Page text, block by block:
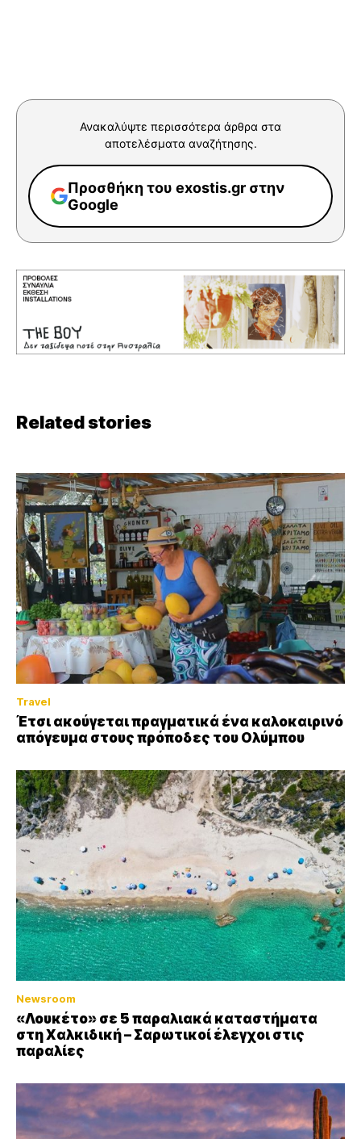
Ανακαλύψτε περισσότερα άρθρα στα
αποτελέσματα αναζήτησης.
Προσθήκη του exostis.gr στην
Google
Related stories
Travel
Έτσι ακούγεται πραγματικά ένα καλοκαιρινό
απόγευμα στους πρόποδες του Ολύμπου
Newsroom
«Λουκέτο» σε 5 παραλιακά καταστήματα
στη Χαλκιδική – Σαρωτικοί έλεγχοι στις
παραλίες